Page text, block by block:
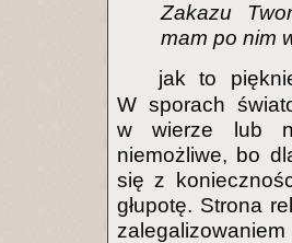
Zakazu
mam po nim
jak to
W sporach
w wierze lub
niemożliwe, bo
się z
głupotę. Strona